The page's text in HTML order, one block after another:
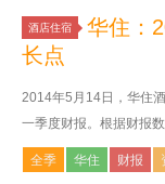
酒店住宿
华住：
长点
2014年5月14日，华住
一季度财报。根据财报
全季 华住 财报